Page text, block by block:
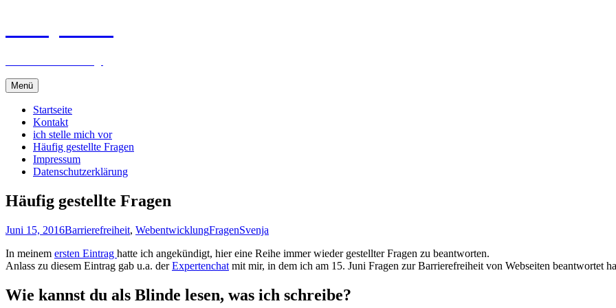
Menü Zum
Inhalt
springen
Startseite
Kontakt
ich stelle mich vor
Häufig gestellte Fragen
Impressum
Datenschutzerklärung
Häufig gestellte Fragen
Juni 15, 2016Barrierefreiheit, WebentwicklungFragenSvenja
In meinem ersten Eintrag hatte ich angekündigt, hier eine Reihe immer wieder gestellter Fragen zu beantworten.
Anlass zu diesem Eintrag gab u.a. derExpertenchat mit mir, in dem ich am 15. Juni Fragen zur Barrierefreiheit von Webseiten beantwortet
Wie kannst du als Blinde lesen, was ich schreibe?